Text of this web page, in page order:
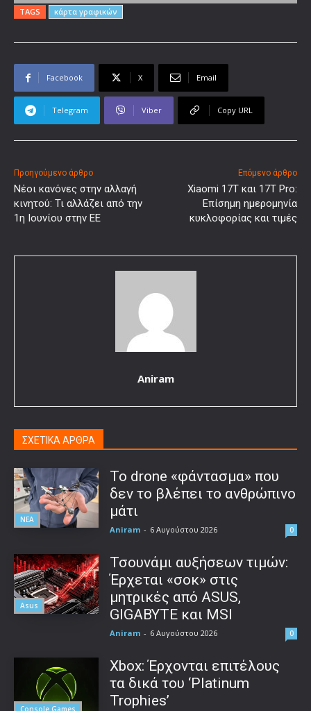
TAGS κάρτα γραφικών
Facebook X Email
Telegram Viber Copy URL
Προηγούμενο άρθρο
Νέοι κανόνες στην αλλαγή
κινητού: Τι αλλάζει από την
1η Ιουνίου στην ΕΕ
Επόμενο άρθρο
Xiaomi 17T και 17T Pro:
Επίσημη ημερομηνία
κυκλοφορίας και τιμές
Aniram
ΣΧΕΤΙΚΑ ΑΡΘΡΑ
ΝΕΑ
Το drone «φάντασμα» που
δεν το βλέπει το ανθρώπινο
μάτι
Aniram - 6 Αυγούστου 2026 0
Asus
Τσουνάμι αυξήσεων τιμών:
Έρχεται «σοκ» στις
μητρικές από ASUS,
GIGABYTE και MSI
Aniram - 6 Αυγούστου 2026 0
Console Games
Xbox: Έρχονται επιτέλους
τα δικά του ‘Platinum
Trophies’